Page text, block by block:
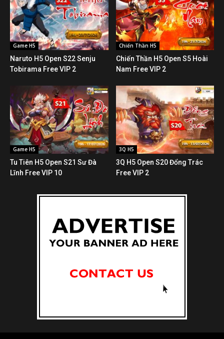
Game H5
Naruto H5 Open S22 Senju
Tobirama Free VIP 2
Chiến Thần H5
Chiến Thần H5 Open S5 Hoài
Nam Free VIP 2
Game H5
Tu Tiên H5 Open S21 Sư Đà
Lĩnh Free VIP 10
3Q H5
3Q H5 Open S20 Đổng Trác
Free VIP 2